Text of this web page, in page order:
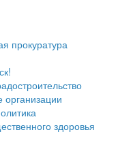
прокуратура
здоровья